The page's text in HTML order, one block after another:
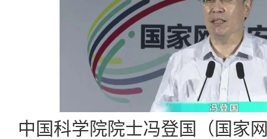
中国科学院院士冯登国（国家